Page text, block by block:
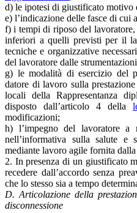
d) le ipotesi di giustificato motivo
e) l’indicazione delle fasce di cui
f) i tempi di riposo del lavoratore,
inferiori a quelli previsti per il
tecniche e organizzative
del lavoratore dalle
g) le modalità di esercizio del
datore di lavoro sulla
locali della Rappresentanza
disposto dall’articolo 4 della
modificazioni;
h) l’impegno del lavoratore a
nell’informativa sulla salute e
mediante lavoro agile fornita dalla
2. In presenza di un giustificato
recedere dall’accordo senza
che lo stesso sia a tempo
D. Articolazione della
disconnessione